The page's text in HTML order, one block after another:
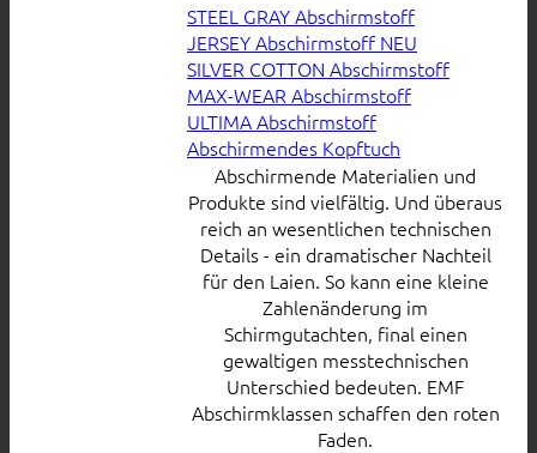
STEEL GRAY Abschirmstoff
JERSEY Abschirmstoff
SILVER COTTON Abschirmstoff
MAX-WEAR Abschirmstoff
ULTIMA Abschirmstoff
Abschirmendes Kopftuch
Abschirmende Materialien und
Produkte sind vielfältig. Und überaus
reich an wesentlichen technischen
Details - ein dramatischer Nachteil
für den Laien. So kann eine kleine
Zahlenänderung im
Schirmgutachten, final einen
gewaltigen messtechnischen
Unterschied bedeuten. EMF
Abschirmklassen schaffen den roten
Faden.